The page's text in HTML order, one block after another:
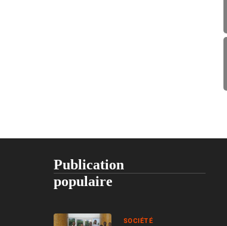
Publication
populaire
SOCIÉTÉ